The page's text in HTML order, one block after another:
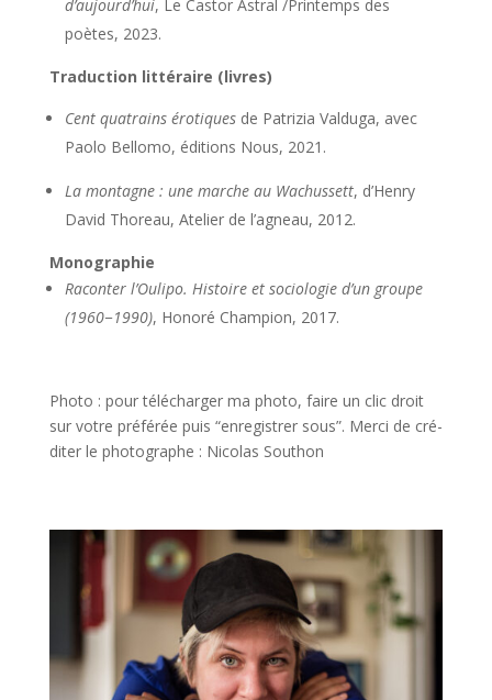
d’aujourd’hui, Le Cas­tor Astral /​Printemps des
poètes, 2023.
Tra­duc­tion lit­té­raire (livres)
Cent qua­trains éro­tiques de Patri­zia Val­du­ga, avec
Pao­lo Bel­lo­mo, édi­tions Nous, 2021.
La mon­tagne : une marche au Wachus­sett, d’Henry
David Tho­reau, Ate­lier de l’agneau, 2012.
Mono­gra­phie
Racon­ter l’Oulipo. His­toire et socio­lo­gie d’un groupe
(1960−1990), Hono­ré Cham­pion, 2017.
Pho­to : pour télé­char­ger ma pho­to, faire un clic droit
sur votre pré­fé­rée puis “enre­gis­trer sous”. Mer­ci de cré­
di­ter le pho­to­graphe : Nico­las Southon